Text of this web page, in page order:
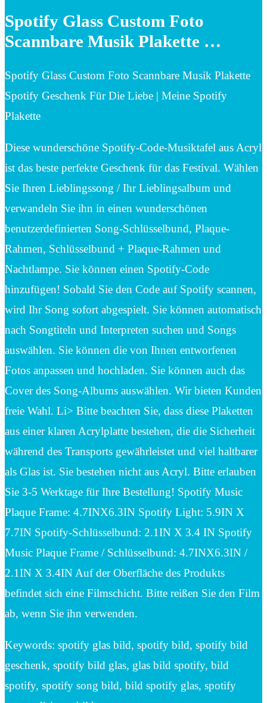
Spotify Glass Custom Foto
Scannbare Musik Plakette …
Spotify Glass Custom Foto Scannbare Musik Plakette
Spotify Geschenk Für Die Liebe | Meine Spotify
Plakette
Diese wunderschöne Spotify-Code-Musiktafel aus Acryl
ist das beste perfekte Geschenk für das Festival. Wählen
Sie Ihren Lieblingssong / Ihr Lieblingsalbum und
verwandeln Sie ihn in einen wunderschönen
benutzerdefinierten Song-Schlüsselbund, Plaque-
Rahmen, Schlüsselbund + Plaque-Rahmen und
Nachtlampe. Sie können einen Spotify-Code
hinzufügen! Sobald Sie den Code auf Spotify scannen,
wird Ihr Song sofort abgespielt. Sie können automatisch
nach Songtiteln und Interpreten suchen und Songs
auswählen. Sie können die von Ihnen entworfenen
Fotos anpassen und hochladen. Sie können auch das
Cover des Song-Albums auswählen. Wir bieten Kunden
freie Wahl. Li> Bitte beachten Sie, dass diese Plaketten
aus einer klaren Acrylplatte bestehen, die die Sicherheit
während des Transports gewährleistet und viel haltbarer
als Glas ist. Sie bestehen nicht aus Acryl. Bitte erlauben
Sie 3-5 Werktage für Ihre Bestellung! Spotify Music
Plaque Frame: 4.7INX6.3IN Spotify Light: 5.9IN X
7.7IN Spotify-Schlüsselbund: 2.1IN X 3.4 IN Spotify
Music Plaque Frame / Schlüsselbund: 4.7INX6.3IN /
2.1IN X 3.4IN Auf der Oberfläche des Produkts
befindet sich eine Filmschicht. Bitte reißen Sie den Film
ab, wenn Sie ihn verwenden.
Keywords: spotify glas bild, spotify bild, spotify bild
geschenk, spotify bild glas, glas bild spotify, bild
spotify, spotify song bild, bild spotify glas, spotify